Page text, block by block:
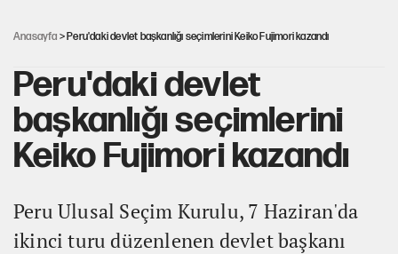
Anasayfa > Peru'daki devlet başkanlığı seçimlerini Keiko Fujimori kazandı
Peru'daki devlet
başkanlığı seçimlerini
Keiko Fujimori kazandı
Peru Ulusal Seçim Kurulu, 7 Haziran'da
ikinci turu düzenlenen devlet başkanı